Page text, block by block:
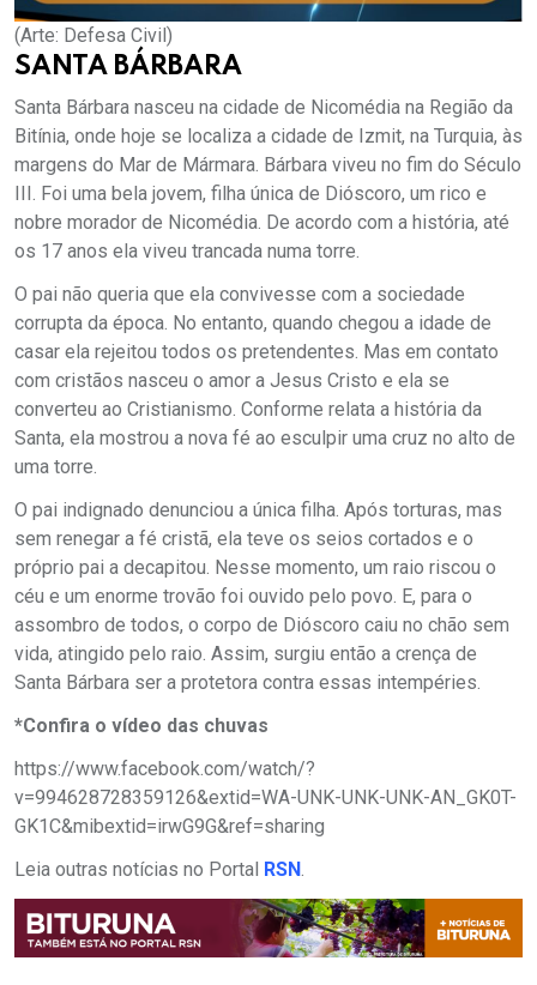
(Arte: Defesa Civil)
SANTA BÁRBARA
Santa Bárbara nasceu na cidade de Nicomédia na Região da
Bitínia, onde hoje se localiza a cidade de Izmit, na Turquia, às
margens do Mar de Mármara. Bárbara viveu no fim do Século
III. Foi uma bela jovem, filha única de Dióscoro, um rico e
nobre morador de Nicomédia. De acordo com a história, até
os 17 anos ela viveu trancada numa torre.
O pai não queria que ela convivesse com a sociedade
corrupta da época. No entanto, quando chegou a idade de
casar ela rejeitou todos os pretendentes. Mas em contato
com cristãos nasceu o amor a Jesus Cristo e ela se
converteu ao Cristianismo. Conforme relata a história da
Santa, ela mostrou a nova fé ao esculpir uma cruz no alto de
uma torre.
O pai indignado denunciou a única filha. Após torturas, mas
sem renegar a fé cristã, ela teve os seios cortados e o
próprio pai a decapitou. Nesse momento, um raio riscou o
céu e um enorme trovão foi ouvido pelo povo. E, para o
assombro de todos, o corpo de Dióscoro caiu no chão sem
vida, atingido pelo raio. Assim, surgiu então a crença de
Santa Bárbara ser a protetora contra essas intempéries.
*Confira o vídeo das chuvas
https://www.facebook.com/watch/?
v=994628728359126&extid=WA-UNK-UNK-UNK-AN_GK0T-
GK1C&mibextid=irwG9G&ref=sharing
Leia outras notícias no Portal RSN